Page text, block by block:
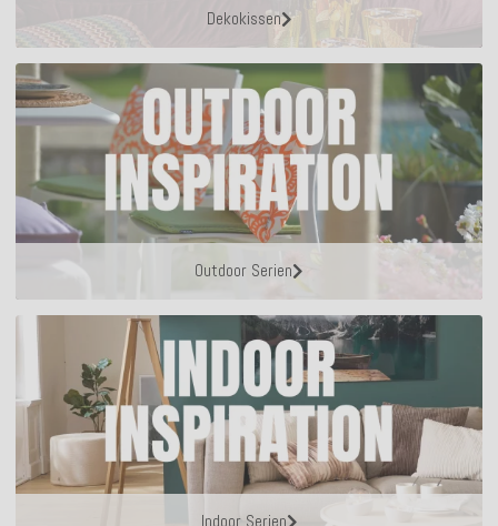
Dekokissen
Outdoor Serien
Indoor Serien